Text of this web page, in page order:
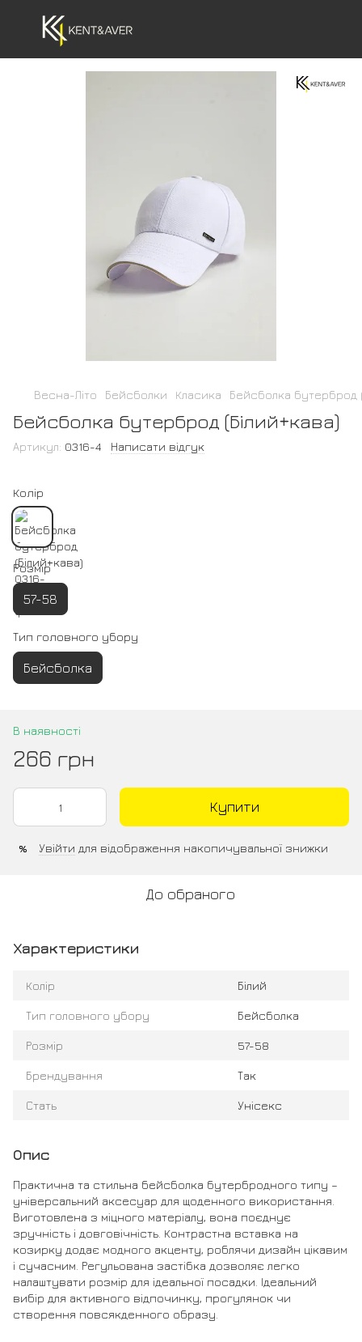
Весна-Літо Бейсболки Класика Бейсболка бутерброд
Бейсболка бутерброд (Білий+кава)
Артикул: 0316-4 Написати відгук
Колір
Розмір
57-58
Тип головного убору
Бейсболка
В наявності
266 грн
Купити
% Увійти для відображення накопичувальної знижки
До обраного
Характеристики
Колір Білий
Тип головного убору Бейсболка
Розмір 57-58
Брендування Так
Стать Унісекс
Опис
Практична та стильна бейсболка бутербродного типу –
універсальний аксесуар для щоденного використання.
Виготовлена з міцного матеріалу, вона поєднує
зручність і довговічність. Контрастна вставка на
козирку додає модного акценту, роблячи дизайн цікавим
і сучасним. Регульована застібка дозволяє легко
налаштувати розмір для ідеальної посадки. Ідеальний
вибір для активного відпочинку, прогулянок чи
створення повсякденного образу.